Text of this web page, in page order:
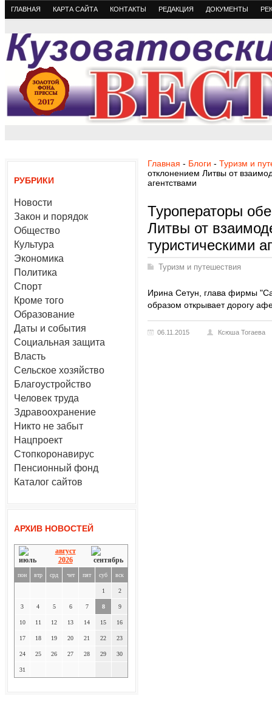
ГЛАВНАЯ КАРТА САЙТА КОНТАКТЫ РЕДАКЦИЯ ДОКУМЕНТЫ
РУБРИКИ
Новости
Закон и порядок
Общество
Культура
Экономика
Политика
Спорт
Кроме того
Образование
Даты и события
Социальная защита
Власть
Сельское хозяйство
Благоустройство
Человек труда
Здравоохранение
Никто не забыт
Нацпроект
Стопкоронавирус
Пенсионный фонд
Каталог сайтов
АРХИВ НОВОСТЕЙ
август
2026
пон втр срд чет пят суб вск
1 2
3 4 5 6 7 8 9
10 11 12 13 14 15 16
17 18 19 20 21 22 23
24 25 26 27 28 29 30
31
Главная - Блоги - Туризм и
отклонением Литвы от
агентствами
Туроператоры
Литвы от
туристическими
Туризм и путешествия
Ирина Сетун, глава фирмы
образом открывает дорогу
06.11.2015 Ксюша Тогаева